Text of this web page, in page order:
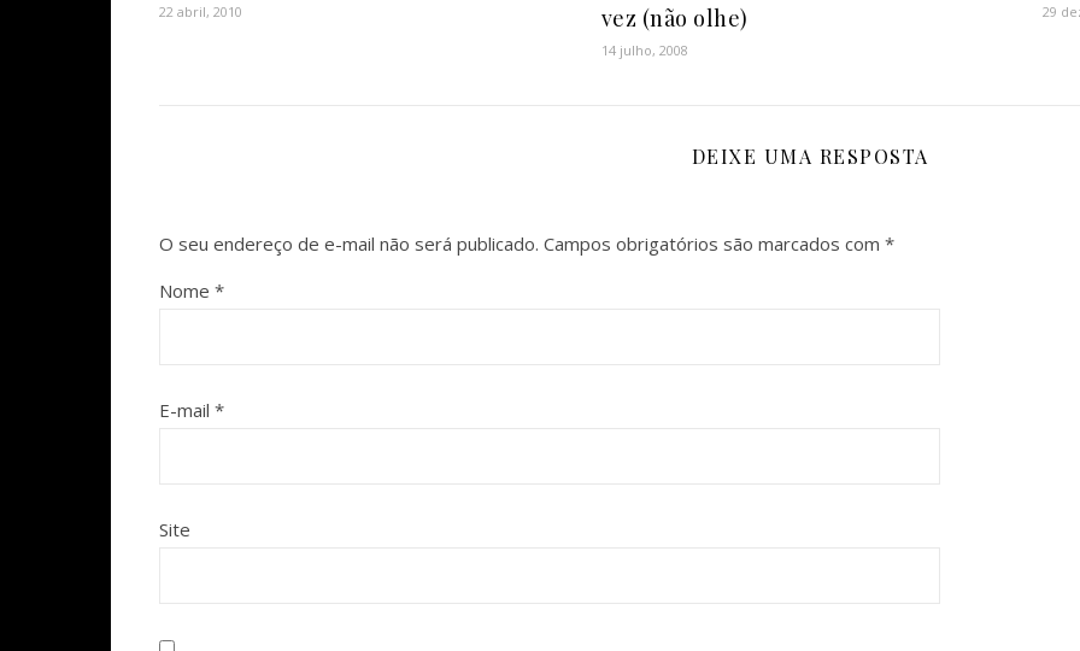
22 abril, 2010
vez (não olhe)
14 julho, 2008
29
DEIXE UMA RESPOSTA
O seu endereço de e-mail não será publicado. Campos obrigatórios são marcados com *
Nome *
E-mail *
Site